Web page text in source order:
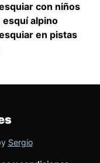
con niños
alpino
en pistas
Sergio